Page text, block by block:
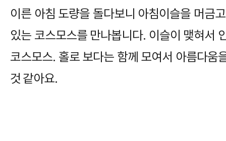
이른 아침 도량을 돌다보니 아침이슬을 머금
있는 코스모스를 만나봅니다. 이슬이 맺혀서
코스모스. 홀로 보다는 함께 모여서 아름다움
것 같아요.